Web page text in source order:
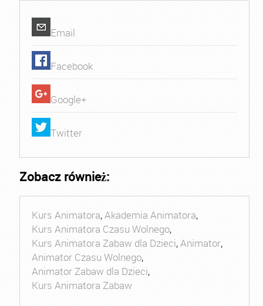
Email
Facebook
Google+
Twitter
Zobacz również:
Kurs Animatora,Akademia Animatora,
Kurs Animatora Czasu Wolnego,
Kurs Animatora Zabaw dla Dzieci,Animator,
Animator Czasu Wolnego,
Animator Zabaw dla Dzieci,
Kurs Animatora Zabaw